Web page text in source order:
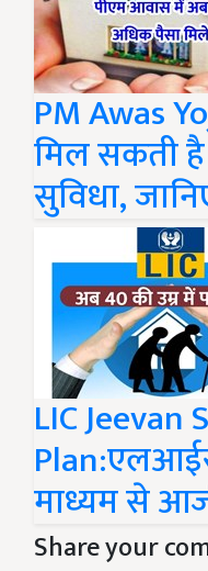
PM Awas
मिल सकती
सुविधा,
LIC Jeevan
माध्यम से
Share your